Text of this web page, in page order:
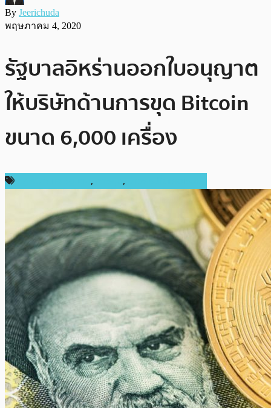
By Jeerichuda
พฤษภาคม 4, 2020
รัฐบาลอิหร่านออกใบอนุญาต
ให้บริษัทด้านการขุด Bitcoin
ขนาด 6,000 เครื่อง
, ,